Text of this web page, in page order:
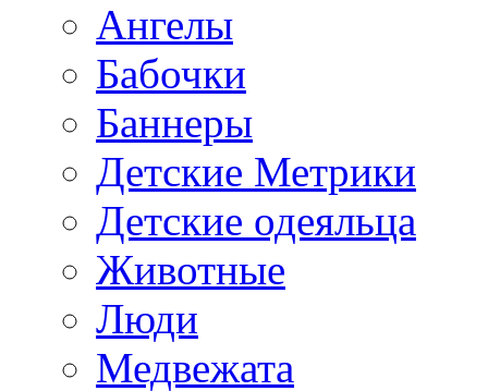
Ангелы
Бабочки
Баннеры
Детские Метрики
Детские одеяльца
Животные
Люди
Медвежата